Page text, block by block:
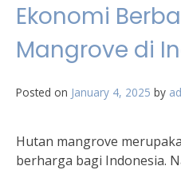
Ekonomi
Mangrove di
Posted on January 4, 2025 by
Hutan mangrove
berharga bagi Indonesia.